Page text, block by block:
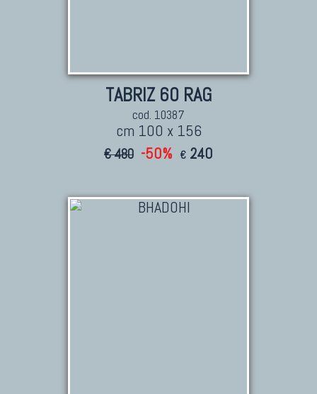
TABRIZ 60 RAG
cod. 10387
cm 100 x 156
€ 480 -50% € 240